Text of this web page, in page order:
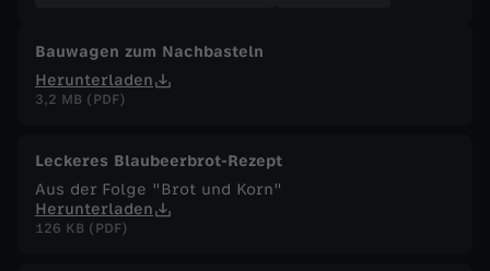
h
-
B
Bauwagen zum Nachbasteln
Herunterladen
3,2 MB (PDF)
Leckeres Blaubeerbrot-Rezept
Aus der Folge "Brot und Korn"
Herunterladen
126 KB (PDF)